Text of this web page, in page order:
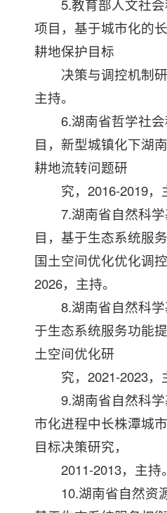
5.教育部人文社
项目，基于城市化的
耕地保护目标
决策与调控机制
主持。
6.湖南省哲学社
目，新型城镇化下湖
耕地流转问题研
究，2016-2019，
7.湖南省自然科
目，基于生态系统服
国土空间优化优化调
2026，主持。
8.湖南省自然科
于生态系统服务功能
土空间优化研
究，2021-2023，
9.湖南省自然科
市化进程中长株潭城
目标决策研究，
2011-2013，主持。
10.湖南省自然资